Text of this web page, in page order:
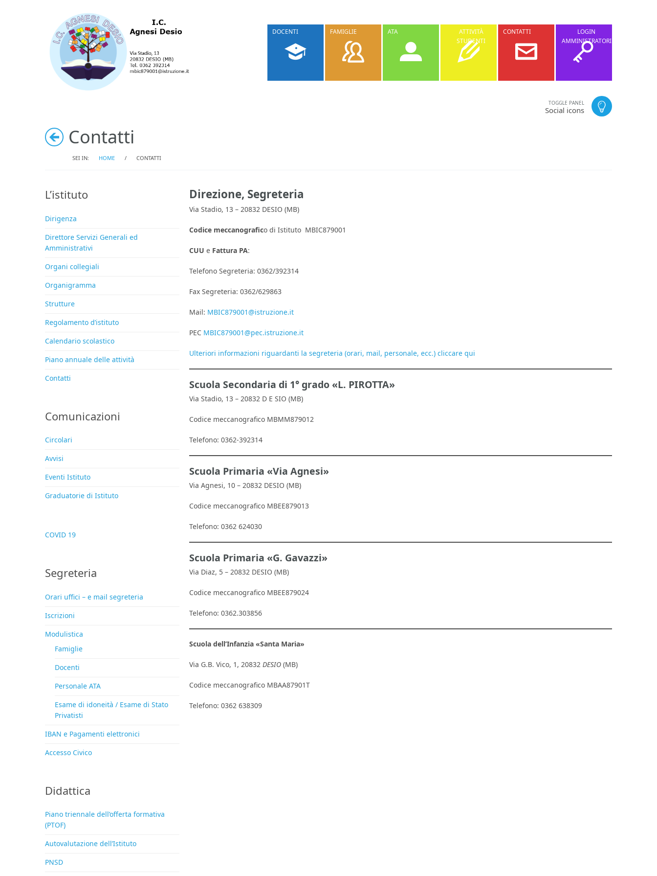
DOCENTI FAMIGLIE ATA
ATTIVITÀ
STUDENTI
CONTATTI
LOGIN
AMMINISTRATORI
TOGGLE PANEL
Social icons
Contatti
SEI IN: HOME / CONTATTI
Direzione, Segreteria
Via Stadio, 13 – 20832 DESIO (MB)
Codice meccanografico di Istituto MBIC879001
CUU e Fattura PA:
Telefono Segreteria: 0362/392314
Fax Segreteria: 0362/629863
Mail: MBIC879001@istruzione.it
PEC MBIC879001@pec.istruzione.it
Ulteriori informazioni riguardanti la segreteria (orari, mail, personale, ecc.) cliccare qui
Scuola Secondaria di 1° grado «L. PIROTTA»
Via Stadio, 13 – 20832 D E SIO (MB)
Codice meccanografico MBMM879012
Telefono: 0362-392314
Scuola Primaria «Via Agnesi»
Via Agnesi, 10 – 20832 DESIO (MB)
Codice meccanografico MBEE879013
Telefono: 0362 624030
Scuola Primaria «G. Gavazzi»
Via Diaz, 5 – 20832 DESIO (MB)
Codice meccanografico MBEE879024
Telefono: 0362.303856
Scuola dell’Infanzia «Santa Maria»
Via G.B. Vico, 1, 20832 DESIO (MB)
Codice meccanografico MBAA87901T
Telefono: 0362 638309
L’istituto
Dirigenza
Direttore Servizi Generali ed
Amministrativi
Organi collegiali
Organigramma
Strutture
Regolamento d’istituto
Calendario scolastico
Piano annuale delle attività
Contatti
Comunicazioni
Circolari
Avvisi
Eventi Istituto
Graduatorie di Istituto
COVID 19
Segreteria
Orari uffici – e mail segreteria
Iscrizioni
Modulistica
Famiglie
Docenti
Personale ATA
Esame di idoneità / Esame di Stato
Privatisti
IBAN e Pagamenti elettronici
Accesso Civico
Didattica
Piano triennale dell’offerta formativa
(PTOF)
Autovalutazione dell’Istituto
PNSD